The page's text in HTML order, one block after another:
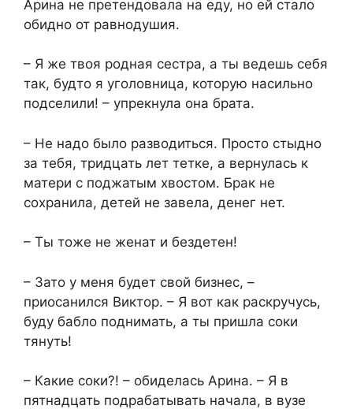
Арина не претендовала на еду, но ей стало
обидно от равнодушия.
– Я же твоя родная сестра, а ты ведешь себя
так, будто я уголовница, которую насильно
подселили! – упрекнула она брата.
– Не надо было разводиться. Просто стыдно
за тебя, тридцать лет тетке, а вернулась к
матери с поджатым хвостом. Брак не
сохранила, детей не завела, денег нет.
– Ты тоже не женат и бездетен!
– Зато у меня будет свой бизнес, –
приосанился Виктор. – Я вот как раскручусь,
буду бабло поднимать, а ты пришла соки
тянуть!
– Какие соки?! – обиделась Арина. – Я в
пятнадцать подрабатывать начала, в вузе